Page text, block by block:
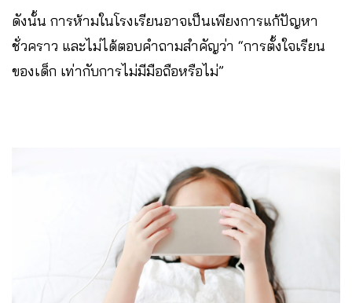
ดังนั้น การห้ามในโรงเรียนอาจเป็นเพียงการแก้ปัญหา
ชั่วคราว และไม่ได้ตอบคำถามสำคัญว่า “การตั้งใจเรียน
ของเด็ก เท่ากับการไม่มีมือถือหรือไม่”